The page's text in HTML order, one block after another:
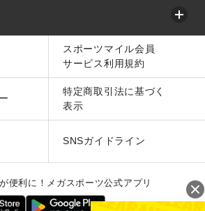
スポーツマイル会員
サービス利用規約
特定商取引法に基づく
表示
SNSガイドライン
便利に！メガスポーツ公式アプリ